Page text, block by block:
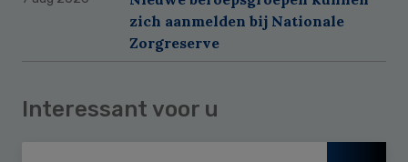
zich aanmelden bij Nationale
Zorgreserve
Interessant voor u